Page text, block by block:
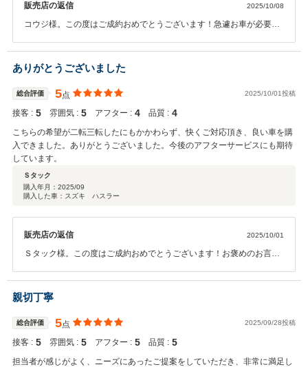
販売店の返信 2025/10/08
コウジ様。この度はご成約おめでとうございます！急遽お車が必要と
案内をさせて頂きました。アフターサービスに関しても、向かいに本
社工場もございますので引き続きよろしくお願いいたします。
ありがとうございました
総合評価 5点 2025/10/01投稿
接客 : 5 雰囲気 : 5 アフター : 4 品質 : 4
こちらの希望が二転三転したにもかかわらず、快くご対応頂き、良い車を購
入できました。ありがとうございました。今後のアフターサービスにも期待
しています。
Ｓタック
購入年月： 2025/09
購入した車：スズキ ハスラー
販売店の返信 2025/10/01
Ｓタック様。この度はご成約おめでとうございます！お褒めのお言葉
ル館向かいの本社工場にて車検・点検・オイル交換や板金の工場もご
ざいますのでぜひ長いお付き合いをよろしくお願いいたします！
親切丁寧
総合評価 5点 2025/09/28投稿
接客 : 5 雰囲気 : 5 アフター : 5 品質 : 5
担当者が感じがよく、ニーズにあったご提案をしていただき、非常に満足し